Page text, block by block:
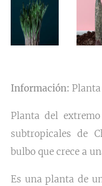
Información:
Planta del
subtropicales de
bulbo que crece a
Es una planta de